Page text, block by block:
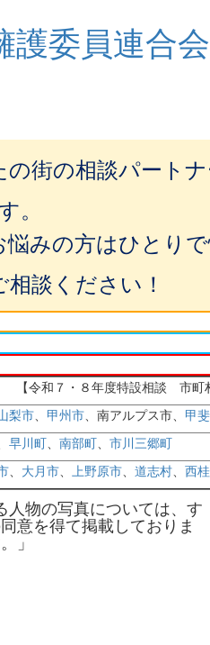
街の相談パート
。
みの方はひとり
談ください！
【令和７・８年度特設相談 市
梨市、 甲州市、南アルプス市、 甲
早川町、 南部町、 市川三郷町
、 大月市、 上野原市、 道志村、 西
人物の写真については、す
意を得て掲載しておりま
」